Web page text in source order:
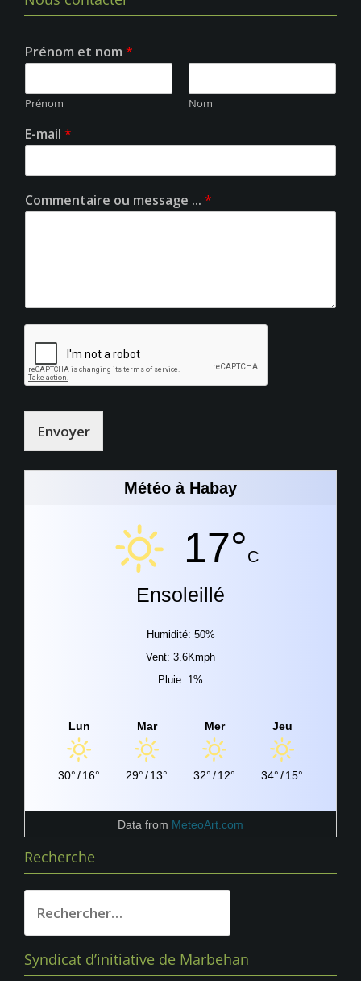
Prénom et nom *
Prénom Nom
E-mail *
Commentaire ou message ... *
Envoyer
Météo à Habay
17°C
Ensoleillé
Humidité: 50%
Vent: 3.6Kmph
Pluie: 1%
Lun
30°/16°
Mar
29°/13°
Mer
32°/12°
Jeu
34°/15°
Data from MeteoArt.com
Recherche
Syndicat d’initiative de Marbehan